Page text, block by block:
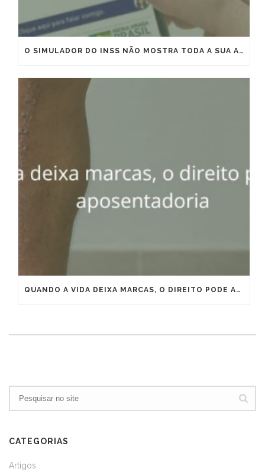
O SIMULADOR DO INSS NÃO MOSTRA TODA A SUA APOSENTADORIA
QUANDO A VIDA DEIXA MARCAS, O DIREITO PODE ANTECIPAR A APOSENTADORIA
CATEGORIAS
Artigos